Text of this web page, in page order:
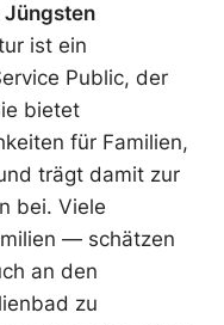
Jüngsten
ist ein
Public, der
bietet
für Familien,
trägt damit zur
bei. Viele
— schätzen
an den
zu